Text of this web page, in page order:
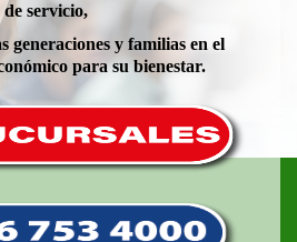
de servicio,
generaciones y familias en el
para su bienestar.